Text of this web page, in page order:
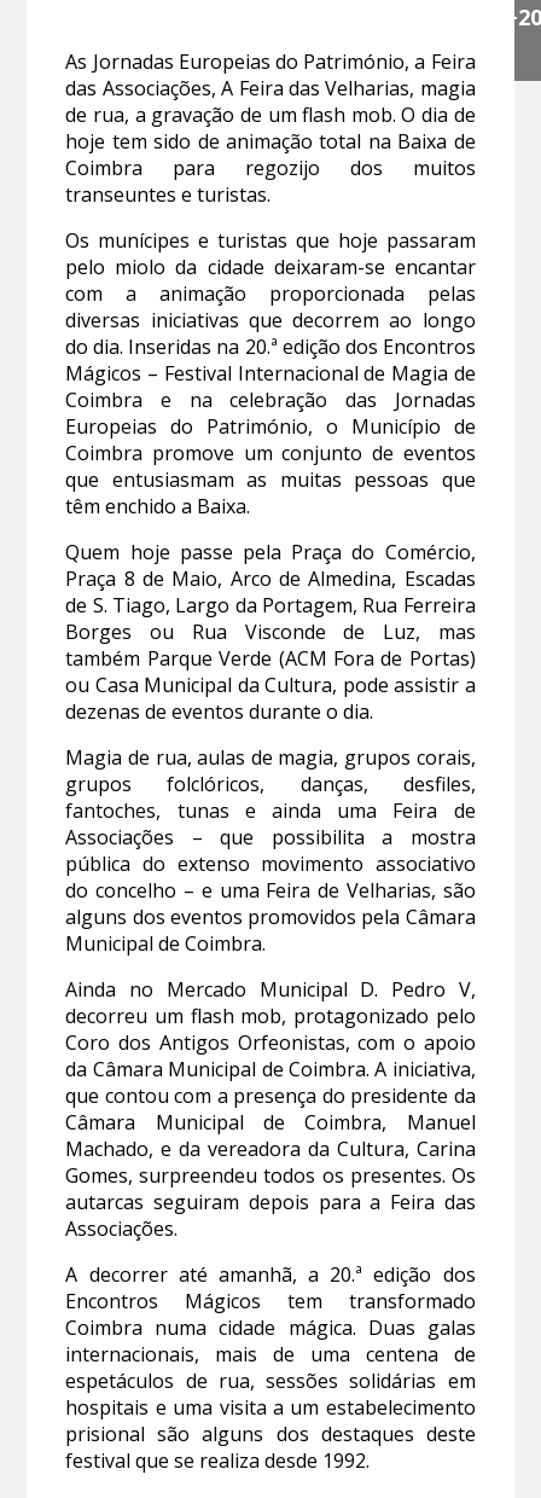
+20
As Jornadas Europeias do Património, a Feira
das Associações, A Feira das Velharias, magia
de rua, a gravação de um flash mob. O dia de
hoje tem sido de animação total na Baixa de
Coimbra para regozijo dos muitos
transeuntes e turistas.
Os munícipes e turistas que hoje passaram
pelo miolo da cidade deixaram-se encantar
com a animação proporcionada pelas
diversas iniciativas que decorrem ao longo
do dia. Inseridas na 20.ª edição dos Encontros
Mágicos – Festival Internacional de Magia de
Coimbra e na celebração das Jornadas
Europeias do Património, o Município de
Coimbra promove um conjunto de eventos
que entusiasmam as muitas pessoas que
têm enchido a Baixa.
Quem hoje passe pela Praça do Comércio,
Praça 8 de Maio, Arco de Almedina, Escadas
de S. Tiago, Largo da Portagem, Rua Ferreira
Borges ou Rua Visconde de Luz, mas
também Parque Verde (ACM Fora de Portas)
ou Casa Municipal da Cultura, pode assistir a
dezenas de eventos durante o dia.
Magia de rua, aulas de magia, grupos corais,
grupos folclóricos, danças, desfiles,
fantoches, tunas e ainda uma Feira de
Associações – que possibilita a mostra
pública do extenso movimento associativo
do concelho – e uma Feira de Velharias, são
alguns dos eventos promovidos pela Câmara
Municipal de Coimbra.
Ainda no Mercado Municipal D. Pedro V,
decorreu um flash mob, protagonizado pelo
Coro dos Antigos Orfeonistas, com o apoio
da Câmara Municipal de Coimbra. A iniciativa,
que contou com a presença do presidente da
Câmara Municipal de Coimbra, Manuel
Machado, e da vereadora da Cultura, Carina
Gomes, surpreendeu todos os presentes. Os
autarcas seguiram depois para a Feira das
Associações.
A decorrer até amanhã, a 20.ª edição dos
Encontros Mágicos tem transformado
Coimbra numa cidade mágica. Duas galas
internacionais, mais de uma centena de
espetáculos de rua, sessões solidárias em
hospitais e uma visita a um estabelecimento
prisional são alguns dos destaques deste
festival que se realiza desde 1992.